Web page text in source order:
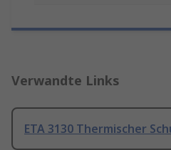
Verwandte Links
ETA 3130 Thermischer